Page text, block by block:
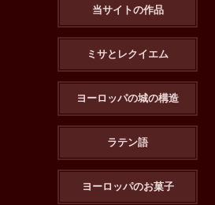
当サイトの作品
ミサとレクイエム
ヨーロッパの城の構造
ラテン語
ヨーロッパのお菓子